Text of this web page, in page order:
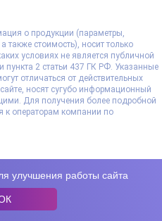
о продукции (параметры,
также стоимость), носит только
условиях не является публичной
2 статьи 437 ГК РФ. Указанные
отличаться от действительных
носят сугубо информационный
Для получения более подробной
операторам компании по
улучшения работы сайта